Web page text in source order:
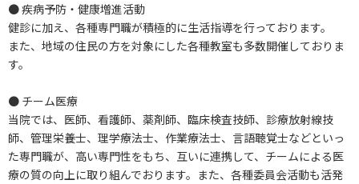
● 疾病予防・健康増進活動
健診に加え、各種専門職が積極的に生活指導を行っております。
また、地域の住民の方を対象にした各種教室も多数開催しておりま
す。
● チーム医療
当院では、医師、看護師、薬剤師、臨床検査技師、診療放射線技
師、管理栄養士、理学療法士、作業療法士、言語聴覚士などといっ
た専門職が、高い専門性をもち、互いに連携して、チームによる医
療の質の向上に取り組んでおります。また、各種委員会活動も活発